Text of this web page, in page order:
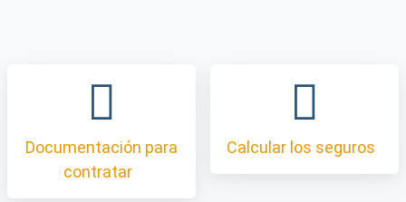
Documentación para
contratar
Calcular los seguros